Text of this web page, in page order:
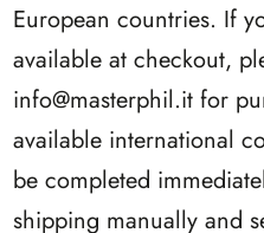
Israele
Jersey
Lituania
European countries. If
available at checkout,
info@masterphil.it for
available international
be completed
shipping manually and